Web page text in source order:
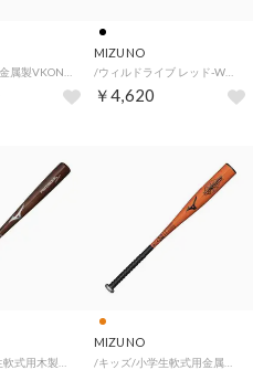
MIZUNO
/ウィルドライブ レッド-Wベルト 高校野球ルール対応モデル （ブラック×ブラック）
￥4,620
MIZUNO
/キッズ/小学生軟式用金属製ウィルドライブレッド×ヒッティングナビ(76cm/平均480g) （オレンジ）